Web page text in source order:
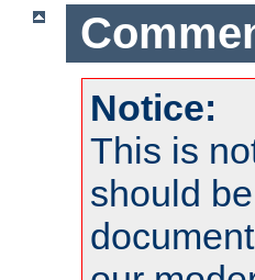
Notice:
This is
should